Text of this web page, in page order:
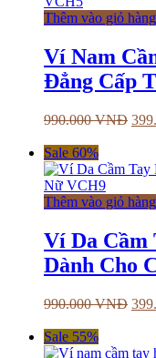
Thêm vào giỏ hàng
Ví Nam
Đẳng Cấp
990.000VNĐ
Sale 60%
Thêm vào giỏ hàng
Ví Da Cầm
Dành Cho
990.000VNĐ
Sale 55%